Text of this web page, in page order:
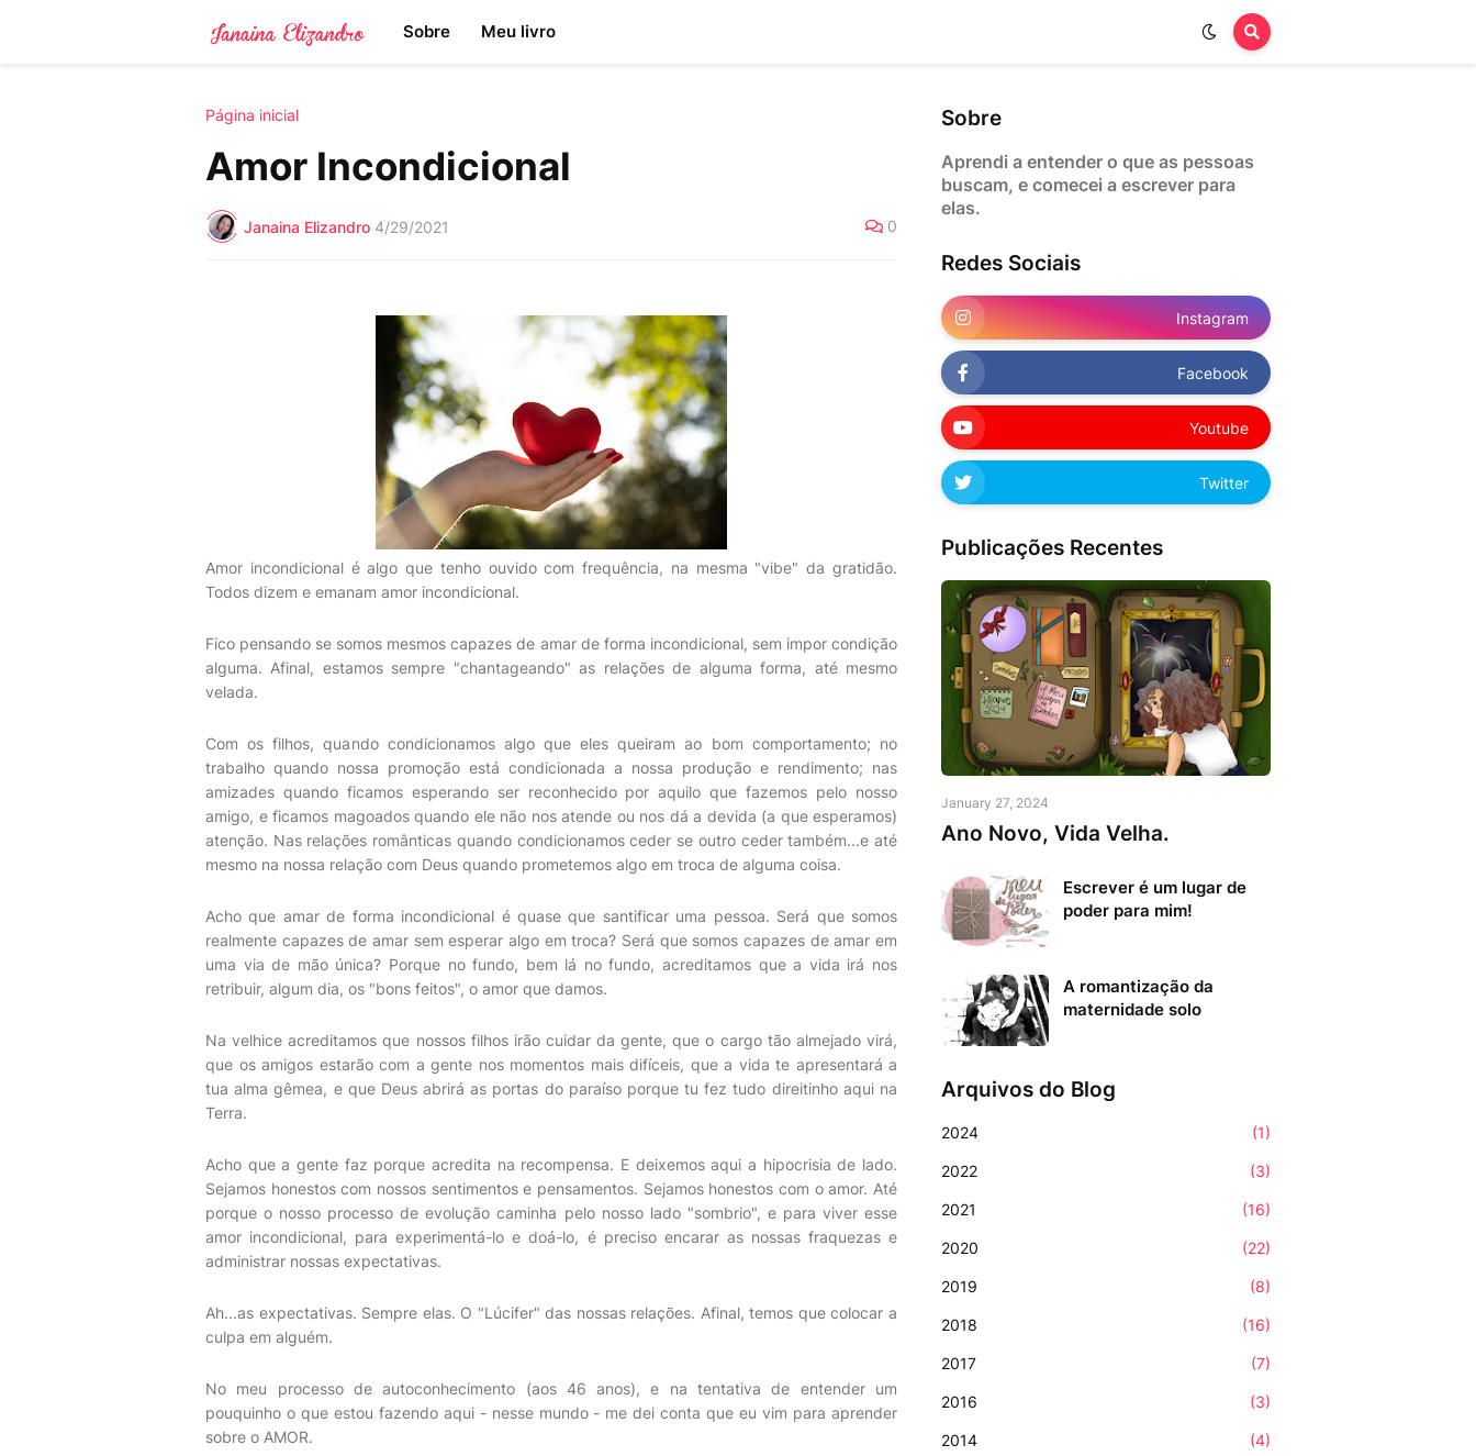
Sobre Meu livro
Página inicial
Amor Incondicional
Janaina Elizandro 4/29/2021 0
Amor incondicional é algo que tenho ouvido com frequência, na mesma "vibe" da gratidão.
Todos dizem e emanam amor incondicional.
Fico pensando se somos mesmos capazes de amar de forma incondicional, sem impor condição
alguma. Afinal, estamos sempre "chantageando" as relações de alguma forma, até mesmo
velada.
Com os filhos, quando condicionamos algo que eles queiram ao bom comportamento; no
trabalho quando nossa promoção está condicionada a nossa produção e rendimento; nas
amizades quando ficamos esperando ser reconhecido por aquilo que fazemos pelo nosso
amigo, e ficamos magoados quando ele não nos atende ou nos dá a devida (a que esperamos)
atenção. Nas relações românticas quando condicionamos ceder se outro ceder também...e até
mesmo na nossa relação com Deus quando prometemos algo em troca de alguma coisa.
Acho que amar de forma incondicional é quase que santificar uma pessoa. Será que somos
realmente capazes de amar sem esperar algo em troca? Será que somos capazes de amar em
uma via de mão única? Porque no fundo, bem lá no fundo, acreditamos que a vida irá nos
retribuir, algum dia, os "bons feitos", o amor que damos.
Na velhice acreditamos que nossos filhos irão cuidar da gente, que o cargo tão almejado virá,
que os amigos estarão com a gente nos momentos mais difíceis, que a vida te apresentará a
tua alma gêmea, e que Deus abrirá as portas do paraíso porque tu fez tudo direitinho aqui na
Terra.
Acho que a gente faz porque acredita na recompensa. E deixemos aqui a hipocrisia de lado.
Sejamos honestos com nossos sentimentos e pensamentos. Sejamos honestos com o amor. Até
porque o nosso processo de evolução caminha pelo nosso lado "sombrio", e para viver esse
amor incondicional, para experimentá-lo e doá-lo, é preciso encarar as nossas fraquezas e
administrar nossas expectativas.
Ah...as expectativas. Sempre elas. O "Lúcifer" das nossas relações. Afinal, temos que colocar a
culpa em alguém.
No meu processo de autoconhecimento (aos 46 anos), e na tentativa de entender um
pouquinho o que estou fazendo aqui - nesse mundo - me dei conta que eu vim para aprender
sobre o AMOR.
Sobre
Aprendi a entender o que as pessoas
buscam, e comecei a escrever para
elas.
Redes Sociais
Instagram
Facebook
Youtube
Twitter
Publicações Recentes
January 27, 2024
Ano Novo, Vida Velha.
Escrever é um lugar de
poder para mim!
A romantização da
maternidade solo
Arquivos do Blog
2024 (1)
2022 (3)
2021 (16)
2020 (22)
2019 (8)
2018 (16)
2017 (7)
2016 (3)
2014 (4)